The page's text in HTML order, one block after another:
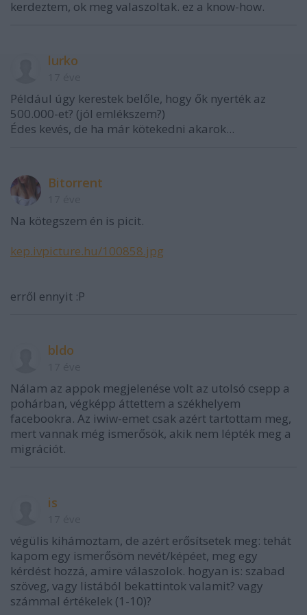
kerdeztem, ok meg valaszoltak. ez a know-how.
lurko
Például úgy kerestek belőle, hogy ők nyerték az
500.000-et? (jól emlékszem?)
Édes kevés, de ha már kötekedni akarok...
Bitorrent
Na kötegszem én is picit.
kep.ivpicture.hu/100858.jpg
erről ennyit :P
bldo
Nálam az appok megjelenése volt az utolsó csepp a
pohárban, végképp áttettem a székhelyem
facebookra. Az iwiw-emet csak azért tartottam meg,
mert vannak még ismerősök, akik nem lépték meg a
migrációt.
is
végülis kihámoztam, de azért erősítsetek meg: tehát
kapom egy ismerősöm nevét/képéet, meg egy
kérdést hozzá, amire válaszolok. hogyan is: szabad
szöveg, vagy listából bekattintok valamit? vagy
számmal értékelek (1-10)?